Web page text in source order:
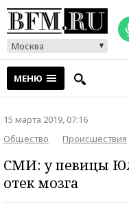
Москва
МЕНЮ
15 марта 2019, 07:16
Общество
Происшествия
СМИ: у певицы
отек мозга